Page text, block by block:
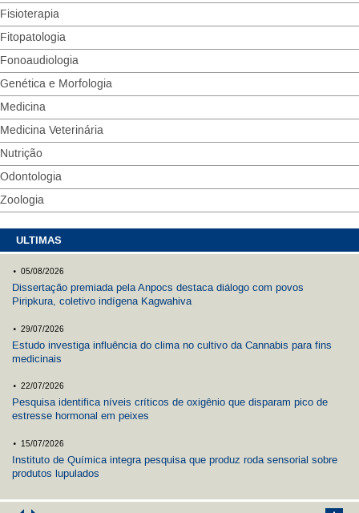
Fisioterapia
Fitopatologia
Fonoaudiologia
Genética e Morfologia
Medicina
Medicina Veterinária
Nutrição
Odontologia
Zoologia
ULTIMAS
. 05/08/2026
Dissertação premiada pela Anpocs destaca diálogo com povos
Piripkura, coletivo indígena Kagwahiva
. 29/07/2026
Estudo investiga influência do clima no cultivo da Cannabis para fins
medicinais
. 22/07/2026
Pesquisa identifica níveis críticos de oxigênio que disparam pico de
estresse hormonal em peixes
. 15/07/2026
Instituto de Química integra pesquisa que produz roda sensorial sobre
produtos lupulados